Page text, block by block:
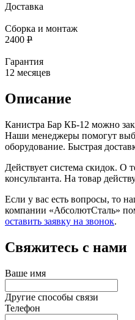
Доставка
Сборка и монтаж
2400 Р
Гарантия
12 месяцев
Описание
Канистра Бар КБ-12 можно
Наши менеджеры помогут
оборудование. Быстрая
Действует система скидок. О
консультанта. На товар
Если у вас есть вопросы, то
компании «АбсолютСталь»
оставить заявку на звонок.
Свяжитесь с нами
Ваше имя
Другие способы связи
Телефон